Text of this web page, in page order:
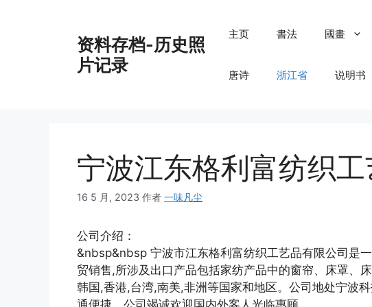
资料存档-历史照
片记录
主页 書法 國畫
唐诗 浙江省 说明书
宁波江东格利富纺织
16 5 月, 2023 作者 一味凡尘
公司介绍：
&nbsp&nbsp 宁波市江东格利富纺织工艺品有限公司是
贸销售,所涉及出口产品包括家纺产品中的窗帘、床罩、
韩国,香港,台湾,南美,非洲等国家和地区。公司地处宁